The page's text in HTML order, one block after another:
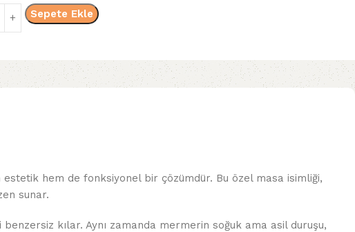
Sepete Ekle
estetik hem de fonksiyonel bir çözümdür. Bu özel masa isimliği,
sunar.
kılar. Aynı zamanda mermerin soğuk ama asil duruşu,